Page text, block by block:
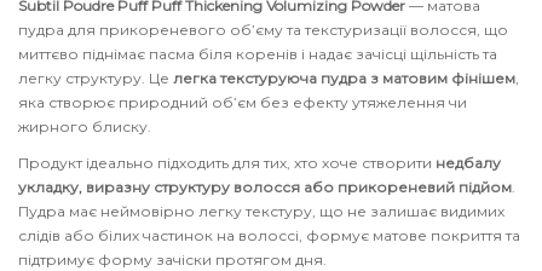
Subtil Poudre Puff Puff Thickening Volumizing Powder — матова
пудра для прикореневого об’єму та текстуризації волосся, що
миттєво піднімає пасма біля коренів і надає зачісці щільність та
легку структуру. Це легка текстуруюча пудра з матовим фінішем,
яка створює природний об’єм без ефекту утяжелення чи
жирного блиску.
Продукт ідеально підходить для тих, хто хоче створити недбалу
укладку, виразну структуру волосся або прикореневий підйом.
Пудра має неймовірно легку текстуру, що не залишає видимих
слідів або білих частинок на волоссі, формує матове покриття та
підтримує форму зачіски протягом дня.
Кошти від лупи
Сироватка, флюїд для волосся
Шампунь для волосся
для інтенсивного зволоження
Subtil Color Lab Instant Detox - Серія детокс
для шкіри голови
Subtil Color Lab Maitrise Parfaite – Серія для
кучерявого волосся
Subtil Color Lab Regeneration Absolue –
Revlon Professional
Schwarzkopf Professional
Selective Professional
Sezavi